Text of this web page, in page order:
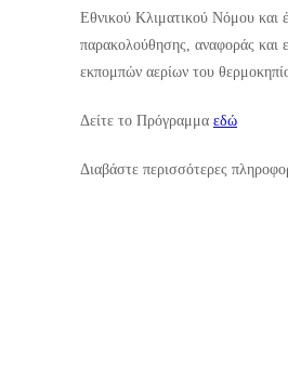
Εθνικού Κλιματικού Νόμου και
παρακολούθησης, αναφοράς και
εκπομπών αερίων του
Δείτε το Πρόγραμμα εδώ
Διαβάστε περισσότερες